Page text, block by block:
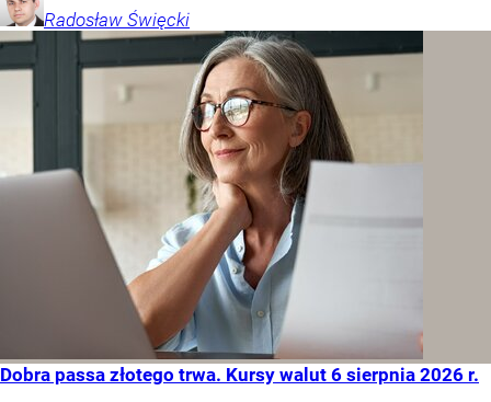
Radosław Święcki
Dobra passa złotego trwa. Kursy walut 6 sierpnia 2026 r.